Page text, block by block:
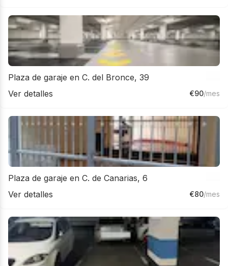
Plaza de garaje en C. del Bronce, 39
Ver detalles
€90/mes
Plaza de garaje en C. de Canarias, 6
Ver detalles
€80/mes